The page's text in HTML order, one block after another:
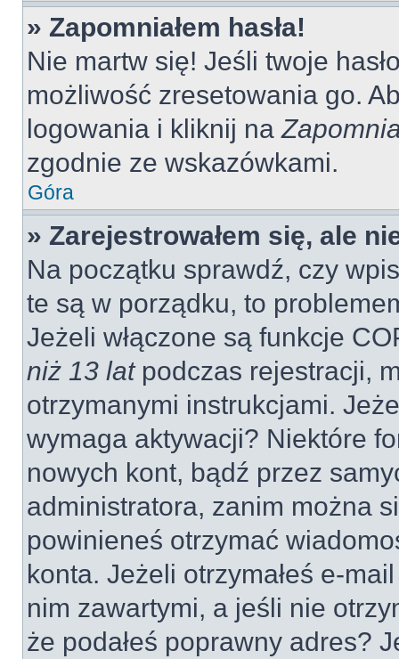
» Zapomniałem hasła!
Nie martw się! Jeśli twoje
możliwość zresetowania go.
logowania i kliknij na
zgodnie ze wskazówkami.
Góra
» Zarejestrowałem się, ale
Na początku sprawdź, czy
te są w porządku, to
Jeżeli włączone są funkcje
niż 13 latpodczas rejestracji,
otrzymanymi instrukcjami.
wymaga aktywacji? Niektóre
nowych kont, bądź przez
administratora, zanim można
powinieneś otrzymać
konta. Jeżeli otrzymałeś e-
nim zawartymi, a jeśli nie
że podałeś poprawny adres?